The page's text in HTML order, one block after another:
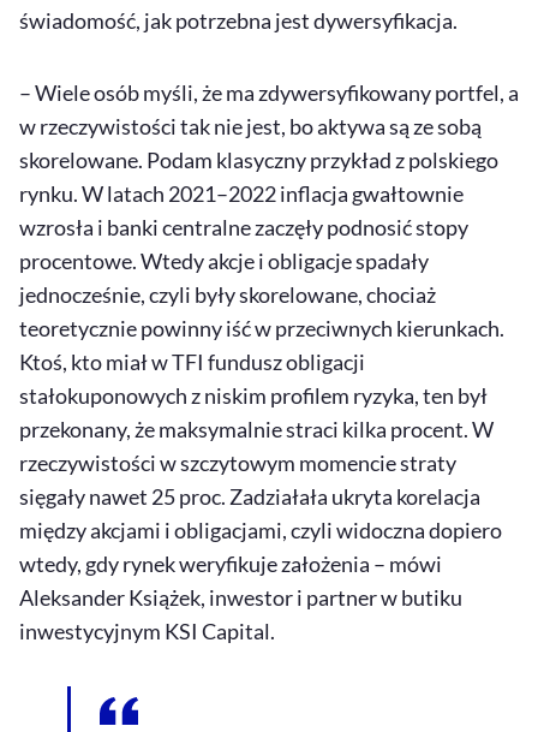
świadomość, jak potrzebna jest dywersyfikacja.
– Wiele osób myśli, że ma zdywersyfikowany portfel, a
w rzeczywistości tak nie jest, bo aktywa są ze sobą
skorelowane. Podam klasyczny przykład z polskiego
rynku. W latach 2021–2022 inflacja gwałtownie
wzrosła i banki centralne zaczęły podnosić stopy
procentowe. Wtedy akcje i obligacje spadały
jednocześnie, czyli były skorelowane, chociaż
teoretycznie powinny iść w przeciwnych kierunkach.
Ktoś, kto miał w TFI fundusz obligacji
stałokuponowych z niskim profilem ryzyka, ten był
przekonany, że maksymalnie straci kilka procent. W
rzeczywistości w szczytowym momencie straty
sięgały nawet 25 proc. Zadziałała ukryta korelacja
między akcjami i obligacjami, czyli widoczna dopiero
wtedy, gdy rynek weryfikuje założenia – mówi
Aleksander Książek, inwestor i partner w butiku
inwestycyjnym KSI Capital.